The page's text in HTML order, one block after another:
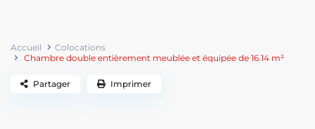
Accueil
Colocations
Chambre double entièrement meublée et équipée de 16.14 m²
Partager Imprimer